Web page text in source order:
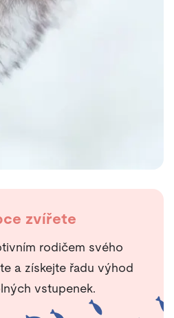
zvířete
rodičem svého
a získejte řadu výhod
vstupenek.